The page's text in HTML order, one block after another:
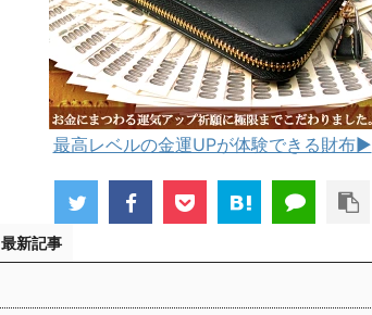
最高レベルの金運UPが体験できる財布▶︎
最新記事